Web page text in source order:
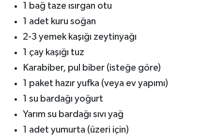
1 bağ taze ısırgan otu
1 adet kuru soğan
2-3 yemek kaşığı zeytinyağı
1 çay kaşığı tuz
Karabiber, pul biber (isteğe göre)
1 paket hazır yufka (veya ev yapımı)
1 su bardağı yoğurt
Yarım su bardağı sıvı yağ
1 adet yumurta (üzeri için)